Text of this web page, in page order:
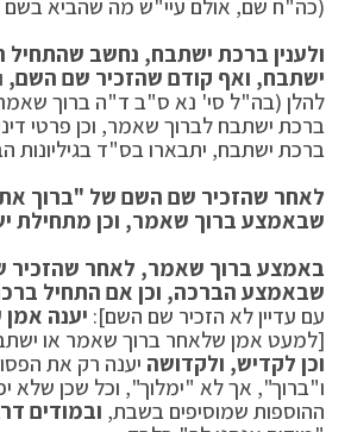
(כה"ח שם, אולם עיי"ש מה שהביא
ולענין ברכת ישתבח, נחשב
ישתבח, ואף קודם שהזכיר שם השם,
להלן (בה"ל סי' נא ס"ב ד"ה ברוך שאמר,
ברכת ישתבח לברוך שאמר, וכן פרטי
ברכת ישתבח, יתבארו בס"ד בגיליונות
לאחר שהזכיר שם השם של "ברוך
שבאמצע ברוך שאמר, וכן מתחילת
באמצע ברוך שאמר, לאחר שהזכיר
שבאמצע הברכה, וכן אם התחיל
עם עדיין לא הזכיר שם השם]: יענה
[למעט אמן שלאחר ברוך שאמר או
וכן לקדיש, ולקדושה יענה רק את
ו"ברוך", אך לא "ימלוך", וכל שכן שלא
ההוספות שמוסיפים בשבת, ובמודים